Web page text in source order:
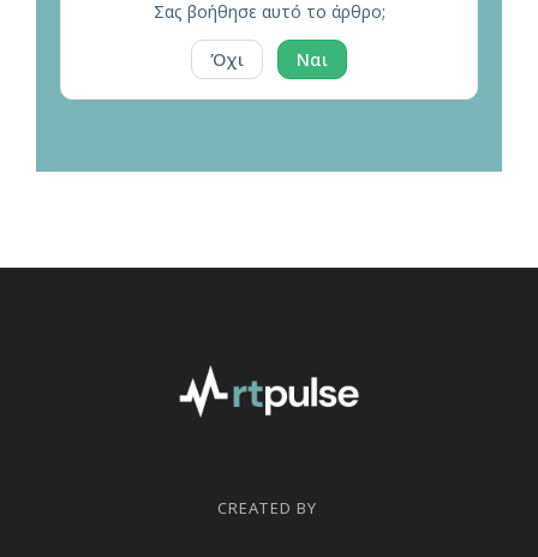
Σας βοήθησε αυτό το άρθρο;
Όχι Ναι
CREATED BY